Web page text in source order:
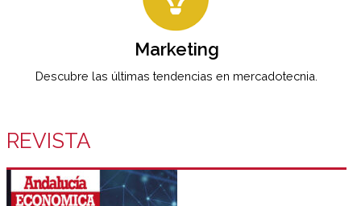
Marketing
Descubre las últimas tendencias en mercadotecnia.
REVISTA